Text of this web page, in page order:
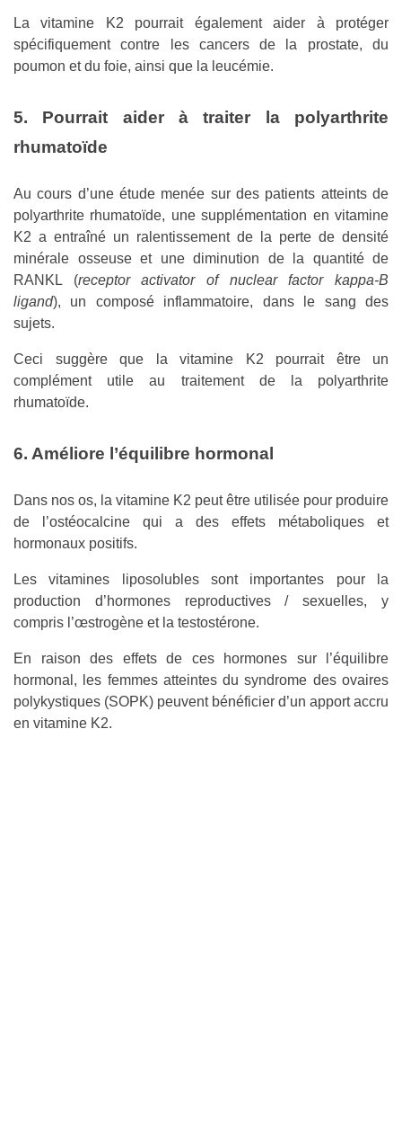
La vitamine K2 pourrait également aider à protéger
spécifiquement contre les cancers de la prostate, du
poumon et du foie, ainsi que la leucémie.
5. Pourrait aider à traiter la polyarthrite
rhumatoïde
Au cours d’une étude menée sur des patients atteints de
polyarthrite rhumatoïde, une supplémentation en vitamine
K2 a entraîné un ralentissement de la perte de densité
minérale osseuse et une diminution de la quantité de
RANKL (receptor activator of nuclear factor kappa-B
ligand), un composé inflammatoire, dans le sang des
sujets.
Ceci suggère que la vitamine K2 pourrait être un
complément utile au traitement de la polyarthrite
rhumatoïde.
6. Améliore l’équilibre hormonal
Dans nos os, la vitamine K2 peut être utilisée pour produire
de l’ostéocalcine qui a des effets métaboliques et
hormonaux positifs.
Les vitamines liposolubles sont importantes pour la
production d’hormones reproductives / sexuelles, y
compris l’œstrogène et la testostérone.
En raison des effets de ces hormones sur l’équilibre
hormonal, les femmes atteintes du syndrome des ovaires
polykystiques (SOPK) peuvent bénéficier d’un apport accru
en vitamine K2.